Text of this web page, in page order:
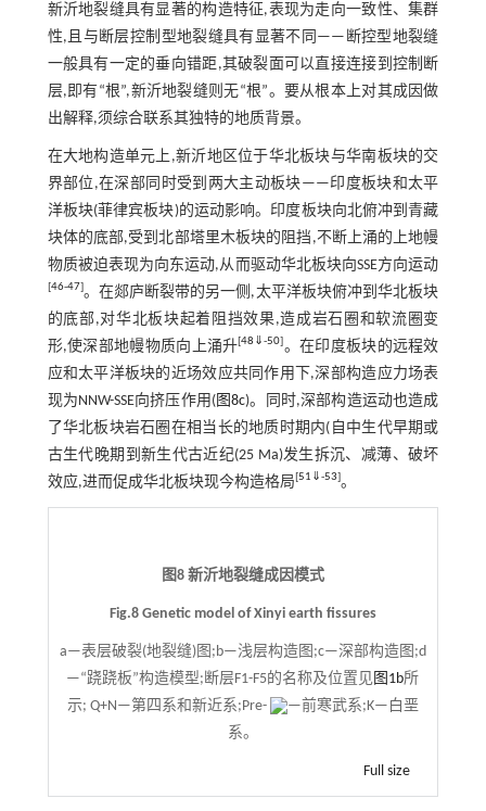
新沂地裂缝具有显著的构造特征,表现为走向一致性、集群
性,且与断层控制型地裂缝具有显著不同——断控型地裂缝
一般具有一定的垂向错距,其破裂面可以直接连接到控制断
层,即有“根”,新沂地裂缝则无“根”。要从根本上对其成因做
出解释,须综合联系其独特的地质背景。
在大地构造单元上,新沂地区位于华北板块与华南板块的交
界部位,在深部同时受到两大主动板块——印度板块和太平
洋板块(菲律宾板块)的运动影响。印度板块向北俯冲到青藏
块体的底部,受到北部塔里木板块的阻挡,不断上涌的上地幔
物质被迫表现为向东运动,从而驱动华北板块向SSE方向运动
[46-47]。在郯庐断裂带的另一侧,太平洋板块俯冲到华北板块
的底部,对华北板块起着阻挡效果,造成岩石圈和软流圈变
形,使深部地幔物质向上涌升[48 ⇓-50]。在印度板块的远程效
应和太平洋板块的近场效应共同作用下,深部构造应力场表
现为NNW-SSE向挤压作用(图8c)。同时,深部构造运动也造成
了华北板块岩石圈在相当长的地质时期内(自中生代早期或
古生代晚期到新生代古近纪(25 Ma)发生拆沉、减薄、破坏
效应,进而促成华北板块现今构造格局[51 ⇓-53]。
图8 新沂地裂缝成因模式
Fig.8 Genetic model of Xinyi earth fissures
a—表层破裂(地裂缝)图;b—浅层构造图;c—深部构造图;d
—“跷跷板”构造模型;断层F1-F5的名称及位置见图1b所
示; Q+N—第四系和新近系;Pre-
—前寒武系;K—白垩
系。
Full size